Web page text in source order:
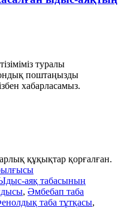
туралы
поштаңызды
хабарласамыз.
құқықтар қорғалған.
аяқ табасының
, Әмбебап таба
таба тұтқасы,